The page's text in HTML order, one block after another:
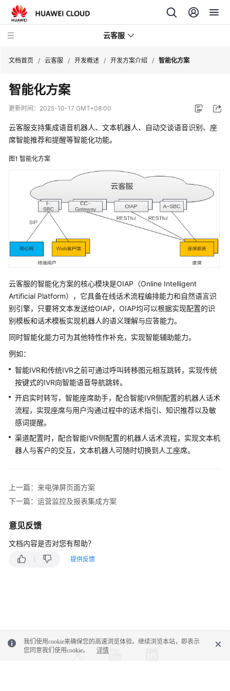
云客服
产
品
绍
速
南
说
明
开
发
南
开
概
述
开
发
发
案
介
入
方
文档首页 / 云客服 / 开发概述 / 开发方案介绍 / 智能化方案
智能化方案
更新时间： 2025-10-17 GMT+08:00
云客服支持集成语音机器人、文本机器人、自动交谈语音识别、座
席智能推荐和提醒等智能化功能。
图1 智能化方案
云客服的智能化方案的核心模块是OIAP（Online Intelligent
Artificial Platform），它具备在线话术流程编排能力和自然语言识
别引擎，只要将文本发送给OIAP，OIAP均可以根据实现配置的识
别模板和话术模板实现机器人的语义理解与应答能力。
同时智能化能力可为其他特性作补充，实现智能辅助能力。
例如：
智能IVR和传统IVR之前可通过呼叫转移图元相互跳转，实现传统
按键式的IVR向智能语音导航跳转。
开启实时转写，智能座席助手，配合智能IVR侧配置的机器人话术
流程，实现座席与用户沟通过程中的话术指引、知识推荐以及敏
感词提醒。
渠道配置时，配合智能IVR侧配置的机器人话术流程，实现文本机
器人与客户的交互，文本机器人可随时切换到人工座席。
上一篇：来电弹屏页面方案
下一篇：运营监控及报表集成方案
意见反馈
文档内容是否对您有帮助？
提供反馈
我们使用cookie来确保您的高速浏览体验。继续浏览本站，即表示
您同意我们使用cookie。
详情